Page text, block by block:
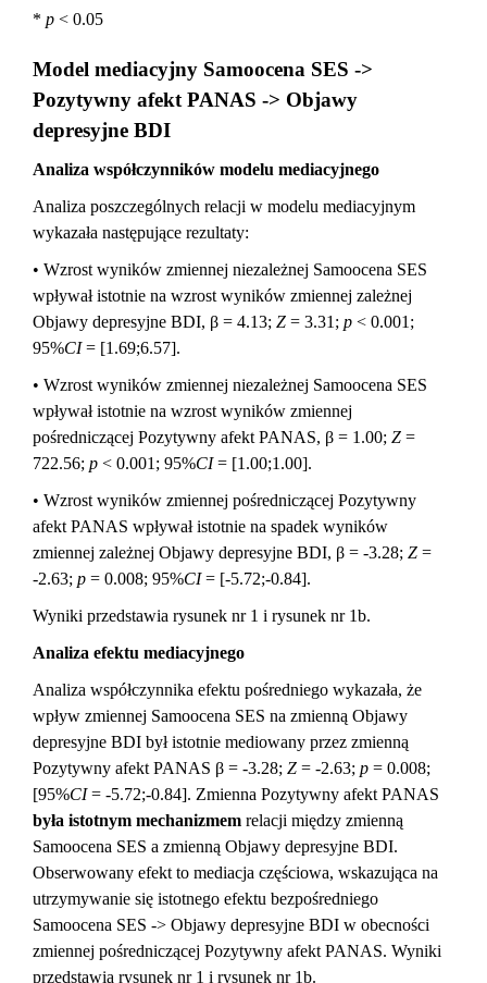
* p < 0.05
Model mediacyjny Samoocena SES ->
Pozytywny afekt PANAS -> Objawy
depresyjne BDI
Analiza współczynników modelu mediacyjnego
Analiza poszczególnych relacji w modelu mediacyjnym
wykazała następujące rezultaty:
• Wzrost wyników zmiennej niezależnej Samoocena SES
wpływał istotnie na wzrost wyników zmiennej zależnej
Objawy depresyjne BDI, β = 4.13; Z = 3.31; p < 0.001;
95%CI= [1.69;6.57].
• Wzrost wyników zmiennej niezależnej Samoocena SES
wpływał istotnie na wzrost wyników zmiennej
pośredniczącej Pozytywny afekt PANAS, β = 1.00; Z =
722.56; p < 0.001; 95%CI= [1.00;1.00].
• Wzrost wyników zmiennej pośredniczącej Pozytywny
afekt PANAS wpływał istotnie na spadek wyników
zmiennej zależnej Objawy depresyjne BDI, β = -3.28; Z =
-2.63; p = 0.008; 95%CI= [-5.72;-0.84].
Wyniki przedstawia rysunek nr 1 i rysunek nr 1b.
Analiza efektu mediacyjnego
Analiza współczynnika efektu pośredniego wykazała, że
wpływ zmiennej Samoocena SES na zmienną Objawy
depresyjne BDI był istotnie mediowany przez zmienną
Pozytywny afekt PANAS β = -3.28; Z = -2.63; p = 0.008;
[95%CI= -5.72;-0.84]. Zmienna Pozytywny afekt PANAS
była istotnym mechanizmem relacji między zmienną
Samoocena SES a zmienną Objawy depresyjne BDI.
Obserwowany efekt to mediacja częściowa, wskazująca na
utrzymywanie się istotnego efektu bezpośredniego
Samoocena SES -> Objawy depresyjne BDI w obecności
zmiennej pośredniczącej Pozytywny afekt PANAS. Wyniki
przedstawia rysunek nr 1 i rysunek nr 1b.